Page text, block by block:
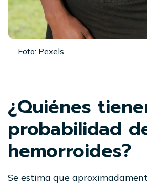
Foto: Pexels
¿Quiénes
probabilidad
hemorroides?
Se estima que